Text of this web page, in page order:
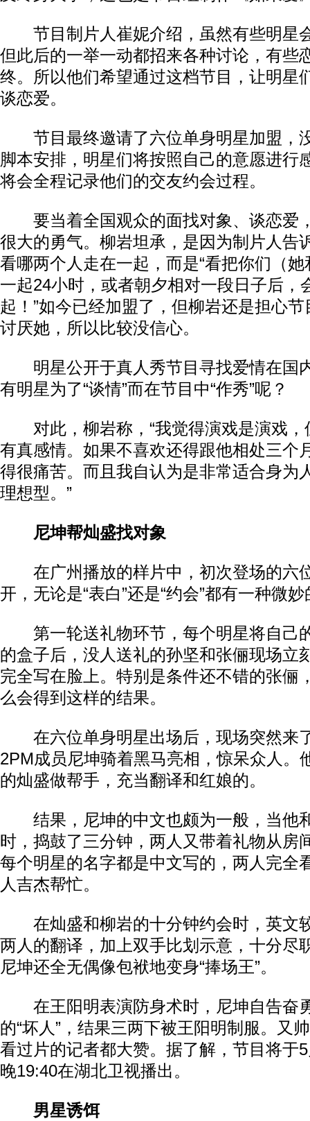
节目制片人崔妮介绍，虽然有些明星
但此后的一举一动都招来各种讨论，有些
终。所以他们希望通过这档节目，让明星
谈恋爱。
节目最终邀请了六位单身明星加盟，
脚本安排，明星们将按照自己的意愿进行
将会全程记录他们的交友约会过程。
要当着全国观众的面找对象、谈恋爱
很大的勇气。柳岩坦承，是因为制片人告
看哪两个人走在一起，而是“看把你们（
一起24小时，或者朝夕相对一段日子后，
起！”如今已经加盟了，但柳岩还是担心
讨厌她，所以比较没信心。
明星公开于真人秀节目寻找爱情在国
有明星为了“谈情”而在节目中“作秀”呢？
对此，柳岩称，“我觉得演戏是演戏，
有真感情。如果不喜欢还得跟他相处三个
得很痛苦。而且我自认为是非常适合身为
理想型。”
尼坤帮灿盛找对象
在广州播放的样片中，初次登场的六
开，无论是“表白”还是“约会”都有一种微
第一轮送礼物环节，每个明星将自己
的盒子后，没人送礼的孙坚和张俪现场立
完全写在脸上。特别是条件还不错的张俪
么会得到这样的结果。
在六位单身明星出场后，现场突然来
2PM成员尼坤骑着黑马亮相，惊呆众人。
的灿盛做帮手，充当翻译和红娘的。
结果，尼坤的中文也颇为一般，当他
时，捣鼓了三分钟，两人又带着礼物从房
每个明星的名字都是中文写的，两人完全
人吉杰帮忙。
在灿盛和柳岩的十分钟约会时，英文
两人的翻译，加上双手比划示意，十分尽
尼坤还全无偶像包袱地变身“捧场王”。
在王阳明表演防身术时，尼坤自告奋
的“坏人”，结果三两下被王阳明制服。又
看过片的记者都大赞。据了解，节目将于
晚19:40在湖北卫视播出。
男星诱饵